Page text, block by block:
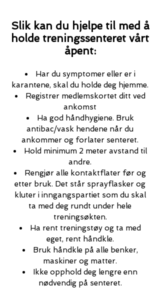
Slik kan du hjelpe til med å
holde treningssenteret vårt
åpent:
Har du symptomer eller er i
karantene, skal du holde deg hjemme.
Registrer medlemskortet ditt ved
ankomst
Ha god håndhygiene. Bruk
antibac/vask hendene når du
ankommer og forlater senteret.
Hold minimum 2 meter avstand til
andre.
Rengjør alle kontaktflater før og
etter bruk. Det står sprayflasker og
kluter i inngangspartiet som du skal
ta med deg rundt under hele
treningsøkten.
Ha rent treningstøy og ta med
eget, rent håndkle.
Bruk håndkle på alle benker,
maskiner og matter.
Ikke opphold deg lengre enn
nødvendig på senteret.